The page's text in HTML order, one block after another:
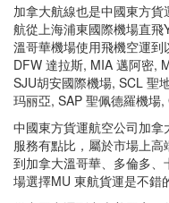
加拿大航線也是中國東方
航從上海浦東國際機場直
溫哥華機場使用飛機空運到
DFW 達拉斯, MIA 邁阿密,
SJU胡安國際機場, SCL 聖
玛丽亞, SAP 聖佩德羅機場,
中國東方貨運航空公司加
服務有點比，屬於市場上
到加拿大溫哥華、多倫多
場選擇MU 東航貨運是不錯